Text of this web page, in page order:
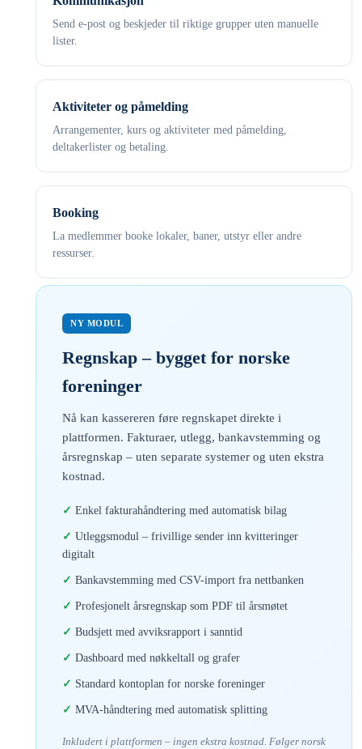
Send e-post og beskjeder til riktige grupper uten manuelle
lister.
Aktiviteter og påmelding
Arrangementer, kurs og aktiviteter med påmelding,
deltakerlister og betaling.
Booking
La medlemmer booke lokaler, baner, utstyr eller andre
ressurser.
NY MODUL
Regnskap – bygget for norske
foreninger
Nå kan kassereren føre regnskapet direkte i
plattformen. Fakturaer, utlegg, bankavstemming og
årsregnskap – uten separate systemer og uten ekstra
kostnad.
Enkel fakturahåndtering med automatisk bilag
Utleggsmodul – frivillige sender inn kvitteringer
digitalt
Bankavstemming med CSV-import fra nettbanken
Profesjonelt årsregnskap som PDF til årsmøtet
Budsjett med avviksrapport i sanntid
Dashboard med nøkkeltall og grafer
Standard kontoplan for norske foreninger
MVA-håndtering med automatisk splitting
Inkludert i plattformen – ingen ekstra kostnad. Følger norsk